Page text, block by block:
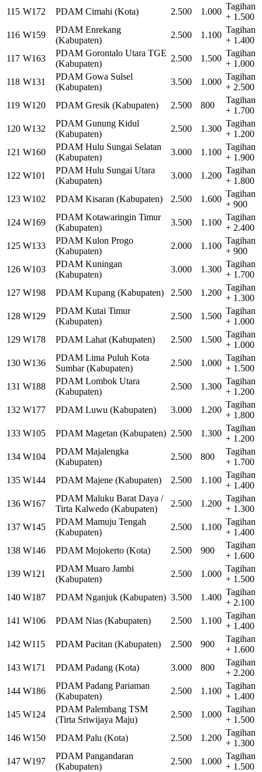
115 W172 PDAM Cimahi (Kota) 2.500 1.000
Tagihan
+ 1.500
116 W159
PDAM Enrekang
(Kabupaten)
2.500 1.100
Tagihan
+ 1.400
117 W163
PDAM Gorontalo Utara TGE
(Kabupaten)
2.500 1.500
Tagihan
+ 1.000
118 W131
PDAM Gowa Sulsel
(Kabupaten)
3.500 1.000
Tagihan
+ 2.500
119 W120 PDAM Gresik (Kabupaten) 2.500 800
Tagihan
+ 1.700
120 W132
PDAM Gunung Kidul
(Kabupaten)
2.500 1.300
Tagihan
+ 1.200
121 W160
PDAM Hulu Sungai Selatan
(Kabupaten)
3.000 1.100
Tagihan
+ 1.900
122 W101
PDAM Hulu Sungai Utara
(Kabupaten)
3.000 1.200
Tagihan
+ 1.800
123 W102 PDAM Kisaran (Kabupaten) 2.500 1.600
Tagihan
+ 900
124 W169
PDAM Kotawaringin Timur
(Kabupaten)
3.500 1.100
Tagihan
+ 2.400
125 W133
PDAM Kulon Progo
(Kabupaten)
2.000 1.100
Tagihan
+ 900
126 W103
PDAM Kuningan
(Kabupaten)
3.000 1.300
Tagihan
+ 1.700
127 W198 PDAM Kupang (Kabupaten) 2.500 1.200
Tagihan
+ 1.300
128 W129
PDAM Kutai Timur
(Kabupaten)
2.500 1.500
Tagihan
+ 1.000
129 W178 PDAM Lahat (Kabupaten) 2.500 1.500
Tagihan
+ 1.000
130 W136
PDAM Lima Puluh Kota
Sumbar (Kabupaten)
2.500 1.000
Tagihan
+ 1.500
131 W188
PDAM Lombok Utara
(Kabupaten)
2.500 1.300
Tagihan
+ 1.200
132 W177 PDAM Luwu (Kabupaten) 3.000 1.200
Tagihan
+ 1.800
133 W105 PDAM Magetan (Kabupaten) 2.500 1.300
Tagihan
+ 1.200
134 W104
PDAM Majalengka
(Kabupaten)
2.500 800
Tagihan
+ 1.700
135 W144 PDAM Majene (Kabupaten) 2.500 1.100
Tagihan
+ 1.400
136 W167
PDAM Maluku Barat Daya /
Tirta Kalwedo (Kabupaten)
2.500 1.200
Tagihan
+ 1.300
137 W145
PDAM Mamuju Tengah
(Kabupaten)
2.500 1.100
Tagihan
+ 1.400
138 W146 PDAM Mojokerto (Kota) 2.500 900
Tagihan
+ 1.600
139 W121
PDAM Muaro Jambi
(Kabupaten)
2.500 1.000
Tagihan
+ 1.500
140 W187 PDAM Nganjuk (Kabupaten) 3.500 1.400
Tagihan
+ 2.100
141 W106 PDAM Nias (Kabupaten) 2.500 1.100
Tagihan
+ 1.400
142 W115 PDAM Pacitan (Kabupaten) 2.500 900
Tagihan
+ 1.600
143 W171 PDAM Padang (Kota) 3.000 800
Tagihan
+ 2.200
144 W186
PDAM Padang Pariaman
(Kabupaten)
2.500 1.100
Tagihan
+ 1.400
145 W124
PDAM Palembang TSM
(Tirta Sriwijaya Maju)
2.500 1.000
Tagihan
+ 1.500
146 W150 PDAM Palu (Kota) 2.500 1.200
Tagihan
+ 1.300
147 W197
PDAM Pangandaran
(Kabupaten)
2.500 1.000
Tagihan
+ 1.500